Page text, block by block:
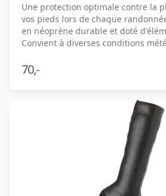
Une protection optimale contre la
vos pieds lors de chaque
en néoprène durable et doté
Convient à diverses conditions
70,-